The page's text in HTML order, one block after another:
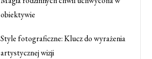
obiektywie
Style fotograficzne: Klucz do wyrażenia
artystycznej wizji